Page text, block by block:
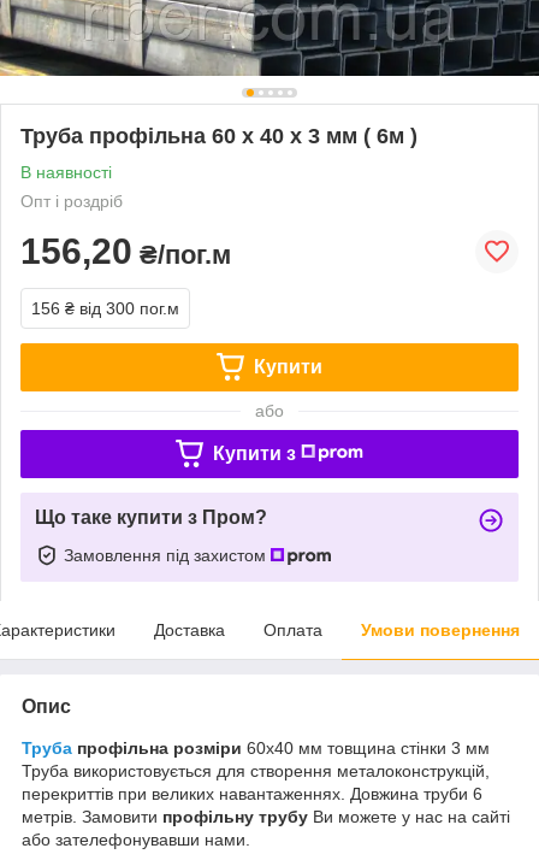
Труба профільна 60 х 40 х 3 мм ( 6м )
В наявності
Опт і роздріб
156,20 ₴/пог.м
156 ₴ від 300 пог.м
Купити
або
Купити з
Що таке купити з Пром?
Замовлення під захистом
Доставка Оплата Умови повернення
Опис
Труба профільна розміри 60х40 мм товщина стінки 3 мм
Труба використовується для створення металоконструкцій,
перекриттів при великих навантаженнях. Довжина труби 6
метрів. Замовити профільну трубу Ви можете у нас на сайті
або зателефонувавши нами.